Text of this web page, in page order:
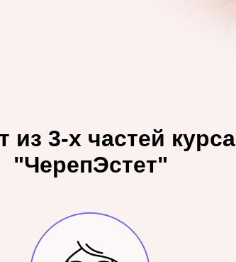
из 3-х частей курса
"ЧерепЭстет"